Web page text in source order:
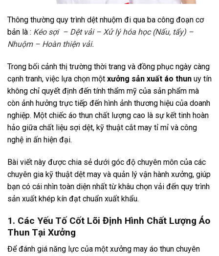
Thông thường quy trình dệt nhuộm đi qua ba công đoạn cơ
bản là : Kéo sợi – Dệt vải – Xử lý hóa học (Nấu, tẩy) –
Nhuộm – Hoàn thiện vải.
Trong bối cảnh thị trường thời trang và đồng phục ngày càng
cạnh tranh, việc lựa chọn một xưởng sản xuất áo thun uy tín
không chỉ quyết định đến tính thẩm mỹ của sản phẩm mà
còn ảnh hưởng trực tiếp đến hình ảnh thương hiệu của doanh
nghiệp. Một chiếc áo thun chất lượng cao là sự kết tinh hoàn
hảo giữa chất liệu sợi dệt, kỹ thuật cắt may tỉ mỉ và công
nghệ in ấn hiện đại.
Bài viết này được chia sẻ dưới góc độ chuyên môn của các
chuyên gia kỹ thuật dệt may và quản lý vận hành xưởng, giúp
bạn có cái nhìn toàn diện nhất từ khâu chọn vải đến quy trình
sản xuất khép kín đạt chuẩn xuất khẩu.
1. Các Yếu Tố Cốt Lõi Định Hình Chất Lượng Áo
Thun Tại Xưởng
Để đánh giá năng lực của một xưởng may áo thun chuyên